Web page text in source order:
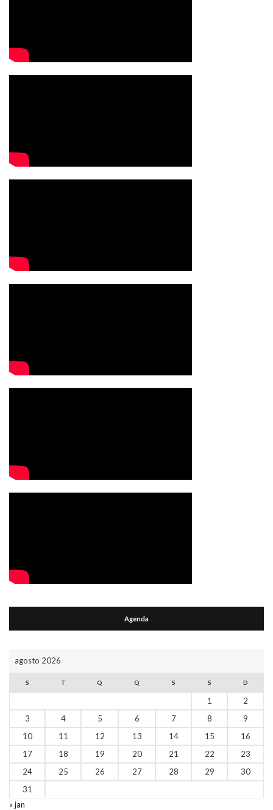
Agenda
agosto 2026
S T Q Q S S D
1
2
3
4 5 6 7 8
9
10
11 12 13 14 15
16
17
18 19 20 21 22
23
24
25 26 27 28 29
30
31
« jan